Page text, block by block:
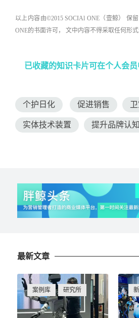
以上内容由©2015 SOCIAl ONE（壹鲸） 保
ONE的书面许可， 文中内容不得采取任何形式
已收藏的知识卡片可在个人会员
个护日化 促进销售
实体技术装置 提升品牌认
最新文章
案例库 研究所